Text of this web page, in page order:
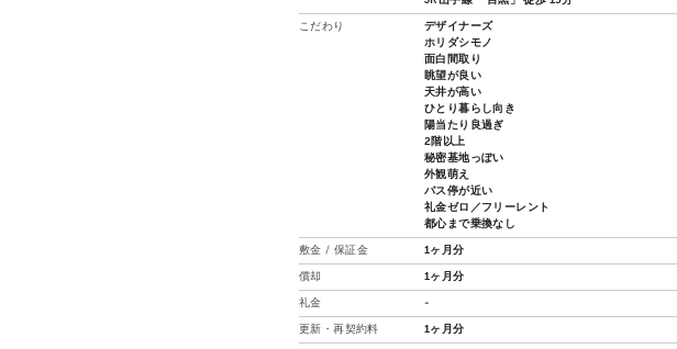
こだわり
デザイナーズ
ホリダシモノ
面白間取り
眺望が良い
天井が高い
ひとり暮らし向き
陽当たり良過ぎ
2階以上
秘密基地っぽい
外観萌え
バス停が近い
礼金ゼロ／フリーレント
都心まで乗換なし
敷金 / 保証金 1ヶ月分
償却 1ヶ月分
礼金 -
更新・再契約料 1ヶ月分